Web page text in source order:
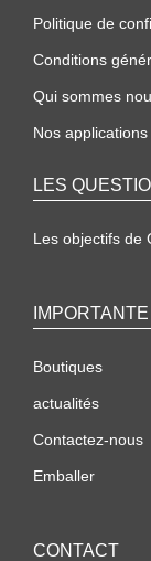
Politique de
Conditions
Qui sommes
Nos applications
LES
Les objectifs de
IMPORTANTE
Boutiques
actualités
Contactez-nous
Emballer
CONTACT